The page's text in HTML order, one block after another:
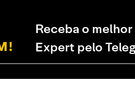
Receba o
Expert pelo